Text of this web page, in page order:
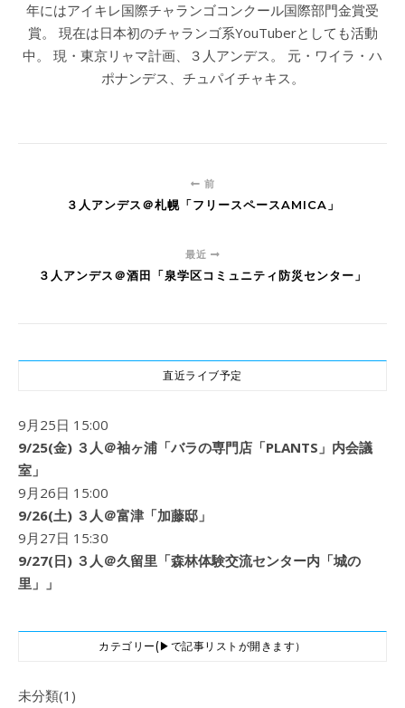
年にはアイキレ国際チャランゴコンクール国際部門金賞受
賞。 現在は日本初のチャランゴ系YouTuberとしても活動
中。 現・東京リャマ計画、３人アンデス。 元・ワイラ・ハ
ポナンデス、チュパイチャキス。
前
３人アンデス＠札幌「フリースペースAMICA」
最近
３人アンデス＠酒田「泉学区コミュニティ防災センター」
直近ライブ予定
9月25日 15:00
9/25(金) ３人＠袖ヶ浦「バラの専門店「PLANTS」内会議
室」
9月26日 15:00
9/26(土) ３人＠富津「加藤邸」
9月27日 15:30
9/27(日) ３人＠久留里「森林体験交流センター内「城の
里」」
カテゴリー(▶で記事リストが開きます）
未分類(1)